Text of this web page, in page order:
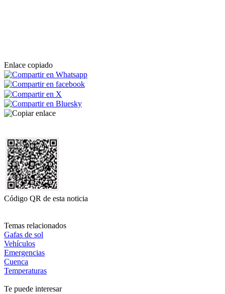
Enlace copiado
Código QR de esta noticia
Temas relacionados
Gafas de sol
Vehículos
Emergencias
Cuenca
Temperaturas
Te puede interesar